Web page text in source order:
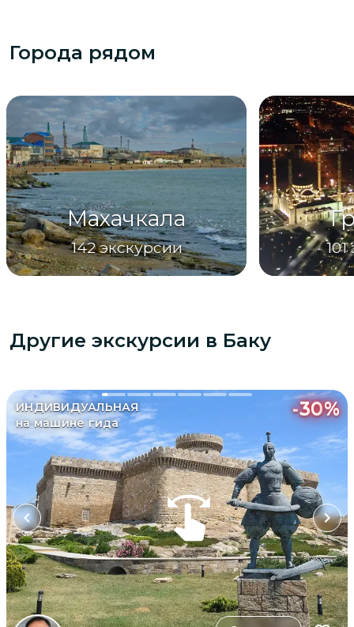
Города рядом
Махачкала
142 экскурсии 101
Другие экскурсии в Баку
ИНДИВИДУАЛЬНАЯ
на машине гида
-30%